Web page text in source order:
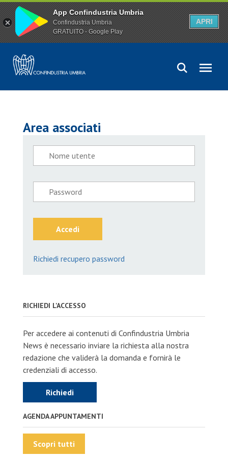
Area associati
Accedi
Richiedi recupero password
RICHIEDI L'ACCESSO
Per accedere ai contenuti di Confindustria Umbria
News è necessario inviare la richiesta alla nostra
redazione che validerà la domanda e fornirà le
credenziali di accesso.
Richiedi
AGENDA APPUNTAMENTI
Scopri tutti
App Confindustria Umbria
Confindustria Umbria
GRATUITO - Google Play
APRI